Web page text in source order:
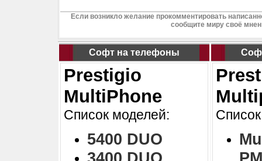
Если возникло желание прокомментировать
сообщите миру своё
Софт на телефоны
Prestigio
MultiPhone
Список моделей:
5400 DUO